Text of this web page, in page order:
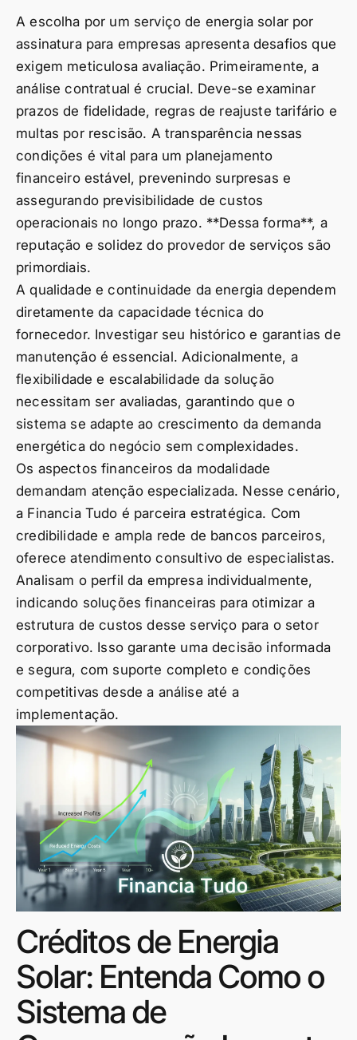
A escolha por um serviço de energia solar por
assinatura para empresas apresenta desafios que
exigem meticulosa avaliação. Primeiramente, a
análise contratual é crucial. Deve-se examinar
prazos de fidelidade, regras de reajuste tarifário e
multas por rescisão. A transparência nessas
condições é vital para um planejamento
financeiro estável, prevenindo surpresas e
assegurando previsibilidade de custos
operacionais no longo prazo. **Dessa forma**, a
reputação e solidez do provedor de serviços são
primordiais.
A qualidade e continuidade da energia dependem
diretamente da capacidade técnica do
fornecedor. Investigar seu histórico e garantias de
manutenção é essencial. Adicionalmente, a
flexibilidade e escalabilidade da solução
necessitam ser avaliadas, garantindo que o
sistema se adapte ao crescimento da demanda
energética do negócio sem complexidades.
Os aspectos financeiros da modalidade
demandam atenção especializada. Nesse cenário,
a Financia Tudo é parceira estratégica. Com
credibilidade e ampla rede de bancos parceiros,
oferece atendimento consultivo de especialistas.
Analisam o perfil da empresa individualmente,
indicando soluções financeiras para otimizar a
estrutura de custos desse serviço para o setor
corporativo. Isso garante uma decisão informada
e segura, com suporte completo e condições
competitivas desde a análise até a
implementação.
Créditos de Energia
Solar: Entenda Como o
Sistema de